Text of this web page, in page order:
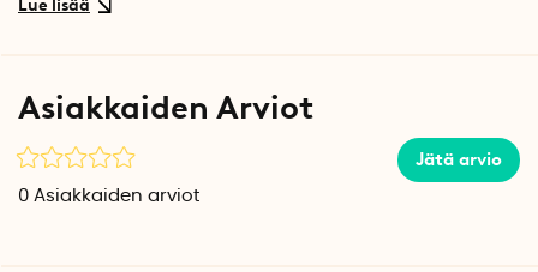
3. Vedä alas pöntöstä
Tekniset tiedot
Ainesosat: taikapähkinä, aloe vera, vesi, glyseriini, alkoholi,
Asiakkaiden Arviot
Jätä arvio
0 Asiakkaiden arviot